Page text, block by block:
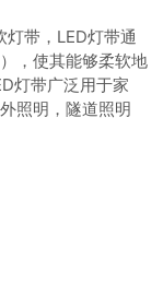
灯带，LED灯带通
，使其能够柔软地
灯带广泛用于家
照明，隧道照明